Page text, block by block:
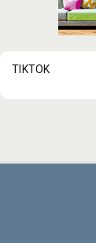
TIKTOK